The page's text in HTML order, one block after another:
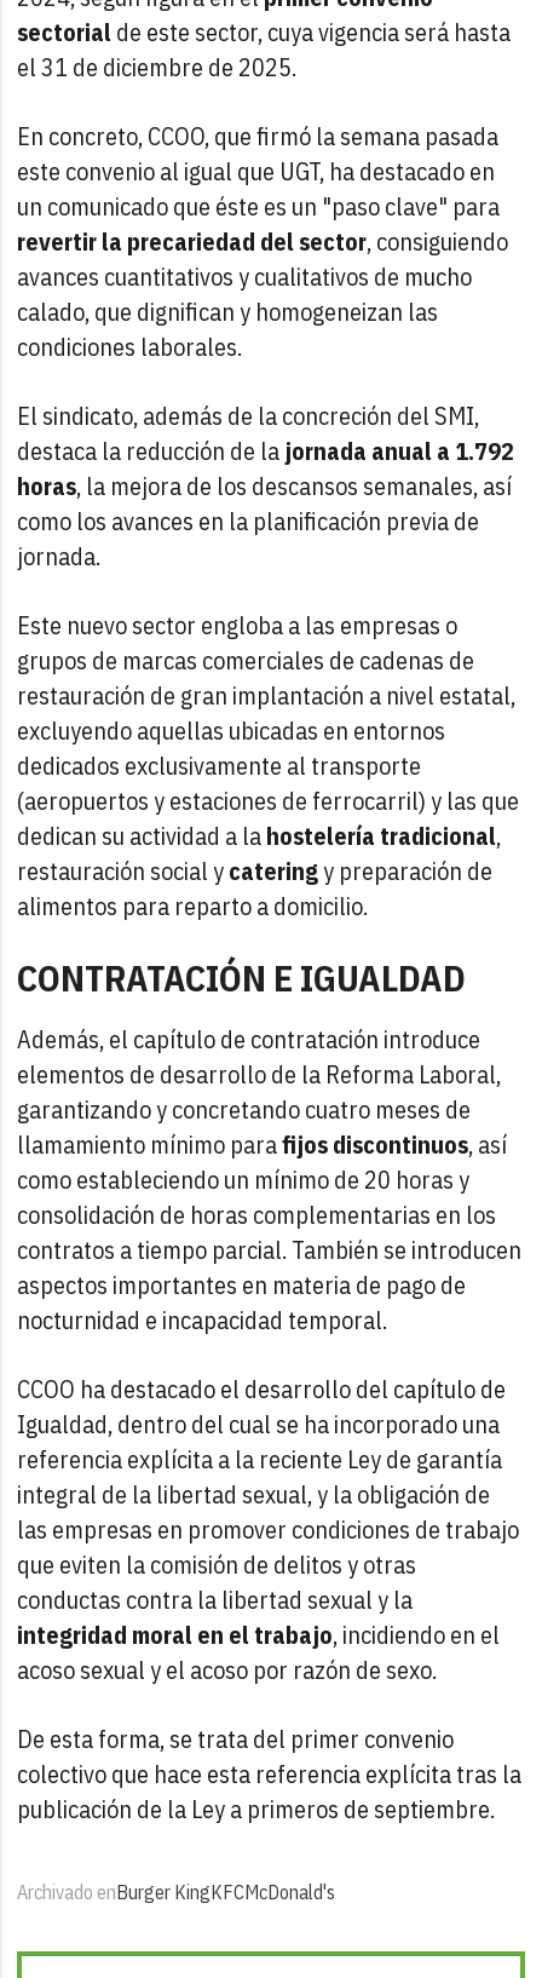
sectorialde este sector, cuya vigencia será hasta
el 31 de diciembre de 2025.
En concreto, CCOO, que firmó la semana pasada
este convenio al igual que UGT, ha destacado en
un comunicado que éste es un "paso clave" para
revertir la precariedad del sector, consiguiendo
avances cuantitativos y cualitativos de mucho
calado, que dignifican y homogeneizan las
condiciones laborales.
El sindicato, además de la concreción del SMI,
destaca la reducción de la jornada anual a 1.792
horas, la mejora de los descansos semanales, así
como los avances en la planificación previa de
jornada.
Este nuevo sector engloba a las empresas o
grupos de marcas comerciales de cadenas de
restauración de gran implantación a nivel estatal,
excluyendo aquellas ubicadas en entornos
dedicados exclusivamente al transporte
(aeropuertos y estaciones de ferrocarril) y las que
dedican su actividad a lahostelería tradicional,
restauración social ycateringy preparación de
alimentos para reparto a domicilio.
CONTRATACIÓN E IGUALDAD
Además, el capítulo de contratación introduce
elementos de desarrollo de la Reforma Laboral,
garantizando y concretando cuatro meses de
llamamiento mínimo parafijos discontinuos, así
como estableciendo un mínimo de 20 horas y
consolidación de horas complementarias en los
contratos a tiempo parcial. También se introducen
aspectos importantes en materia de pago de
nocturnidad e incapacidad temporal.
CCOO ha destacado el desarrollo del capítulo de
Igualdad, dentro del cual se ha incorporado una
referencia explícita a la reciente Ley de garantía
integral de la libertad sexual, y la obligación de
las empresas en promover condiciones de trabajo
que eviten la comisión de delitos y otras
conductas contra la libertad sexual y la
integridad moral en el trabajo, incidiendo en el
acoso sexual y el acoso por razón de sexo.
De esta forma, se trata del primer convenio
colectivo que hace esta referencia explícita tras la
publicación de la Ley a primeros de septiembre.
Archivado enBurger KingKFCMcDonald's